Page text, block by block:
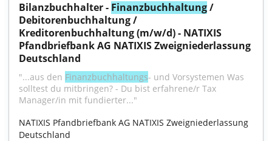
Bilanzbuchhalter - Finanzbuchhaltung /
Debitorenbuchhaltung /
Kreditorenbuchhaltung (m/w/d) - NATIXIS
Pfandbriefbank AG NATIXIS Zweigniederlassung
Deutschland
"...aus den Finanzbuchhaltungs- und Vorsystemen Was
solltest du mitbringen? - Du bist erfahrene/r Tax
Manager/in mit fundierter..."
NATIXIS Pfandbriefbank AG NATIXIS Zweigniederlassung
Deutschland